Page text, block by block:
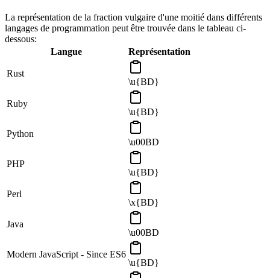
La représentation de la fraction vulgaire d'une moitié dans différents
langages de programmation peut être trouvée dans le tableau ci-
dessous:
Langue
Représentation
Rust
\u{BD}
Ruby
\u{BD}
Python
\u00BD
PHP
\u{BD}
Perl
\x{BD}
Java
\u00BD
Modern JavaScript - Since ES6
\u{BD}